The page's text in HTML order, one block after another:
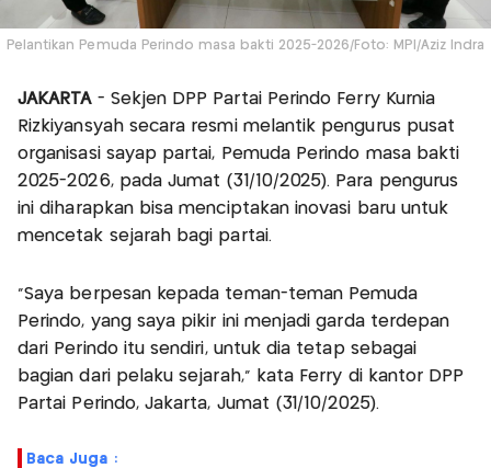
Pelantikan Pemuda Perindo masa bakti 2025-2026/Foto: MPI/Aziz Indra
JAKARTA- Sekjen DPP Partai Perindo Ferry Kurnia
Rizkiyansyah secara resmi melantik pengurus pusat
organisasi sayap partai, Pemuda Perindo masa bakti
2025-2026, pada Jumat (31/10/2025). Para pengurus
ini diharapkan bisa menciptakan inovasi baru untuk
mencetak sejarah bagi partai.
"Saya berpesan kepada teman-teman Pemuda
Perindo, yang saya pikir ini menjadi garda terdepan
dari Perindo itu sendiri, untuk dia tetap sebagai
bagian dari pelaku sejarah," kata Ferry di kantor DPP
Partai Perindo, Jakarta, Jumat (31/10/2025).
Baca Juga :